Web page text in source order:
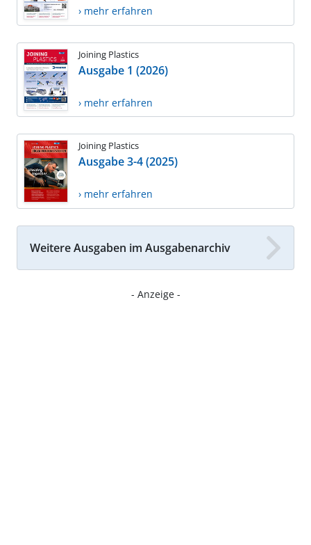
› mehr erfahren
Joining Plastics
Ausgabe 1 (2026)
› mehr erfahren
Joining Plastics
Ausgabe 3-4 (2025)
› mehr erfahren
Weitere Ausgaben im Ausgabenarchiv
- Anzeige -